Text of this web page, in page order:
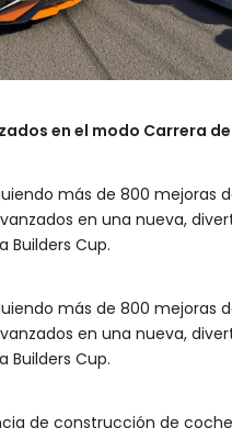
en el modo Carrera de
más de 800 mejoras
en una nueva,
Builders Cup.
más de 800 mejoras
en una nueva,
Builders Cup.
de construcción de